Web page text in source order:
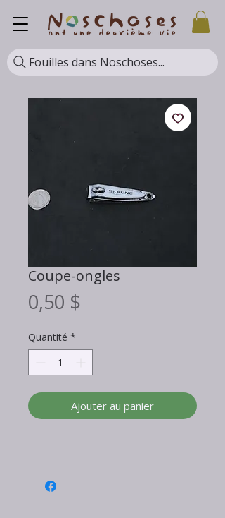
Fouilles dans Noschoses...
Coupe-ongles
0,50 $
Quantité *
Ajouter au panier